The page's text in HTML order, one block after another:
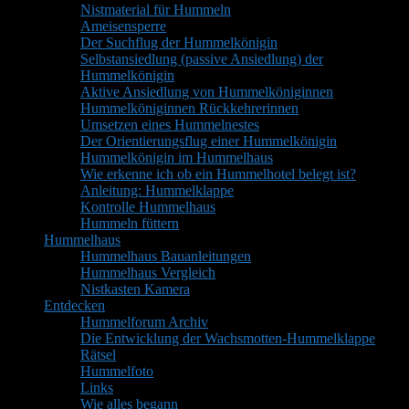
Nistmaterial für Hummeln
Ameisensperre
Der Suchflug der Hummelkönigin
Selbstansiedlung (passive Ansiedlung) der
Hummelkönigin
Aktive Ansiedlung von Hummelköniginnen
Hummelköniginnen Rückkehrerinnen
Umsetzen eines Hummelnestes
Der Orientierungsflug einer Hummelkönigin
Hummelkönigin im Hummelhaus
Wie erkenne ich ob ein Hummelhotel belegt ist?
Anleitung: Hummelklappe
Kontrolle Hummelhaus
Hummeln füttern
Hummelhaus
Hummelhaus Bauanleitungen
Hummelhaus Vergleich
Nistkasten Kamera
Entdecken
Hummelforum Archiv
Die Entwicklung der Wachsmotten-Hummelklappe
Rätsel
Hummelfoto
Links
Wie alles begann